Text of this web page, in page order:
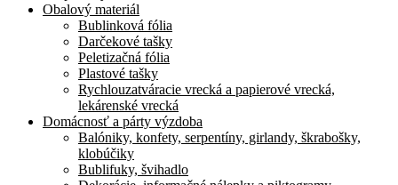
Obalový materiál
Bublinková fólia
Darčekové tašky
Peletizačná fólia
Plastové tašky
Rychlouzatváracie vrecká a papierové vrecká,
lekárenské vrecká
Domácnosť a párty výzdoba
Balóniky, konfety, serpentíny, girlandy, škrabošky,
klobúčiky
Bublifuky, švihadlo